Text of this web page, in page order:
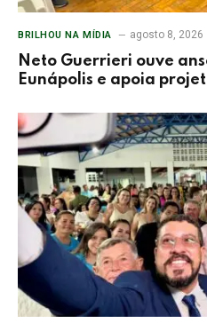
BRILHOU NA MÍDIA agosto 8, 2026
Neto Guerrieri ouve
Eunápolis e apoia